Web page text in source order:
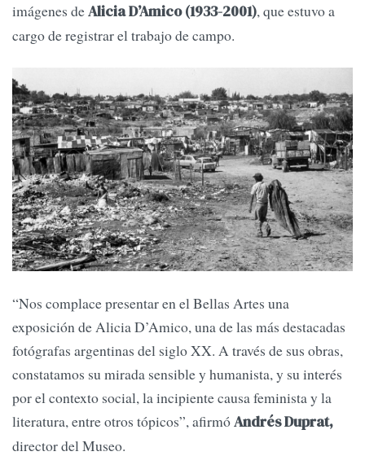
imágenes deAlicia D’Amico (1933-2001), que estuvo a
cargo de registrar el trabajo de campo.
“Nos complace presentar en el Bellas Artes una
exposición de Alicia D’Amico, una de las más destacadas
fotógrafas argentinas del siglo XX. A través de sus obras,
constatamos su mirada sensible y humanista, y su interés
por el contexto social, la incipiente causa feminista y la
literatura, entre otros tópicos”, afirmóAndrés Duprat,
director del Museo.